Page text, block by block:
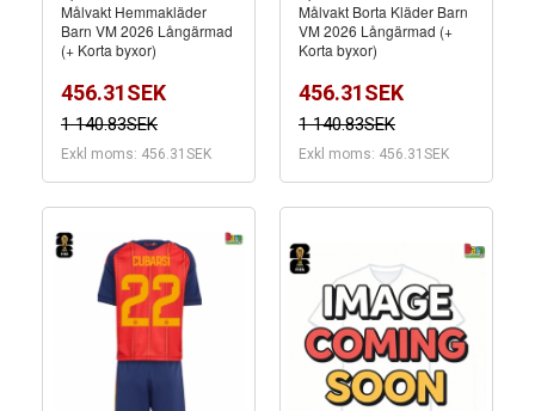
Målvakt Hemmakläder
Barn VM 2026 Långärmad
(+ Korta byxor)
456.31SEK
1 140.83SEK
Exkl moms: 456.31SEK
Målvakt Borta Kläder Barn
VM 2026 Långärmad (+
Korta byxor)
456.31SEK
1 140.83SEK
Exkl moms: 456.31SEK